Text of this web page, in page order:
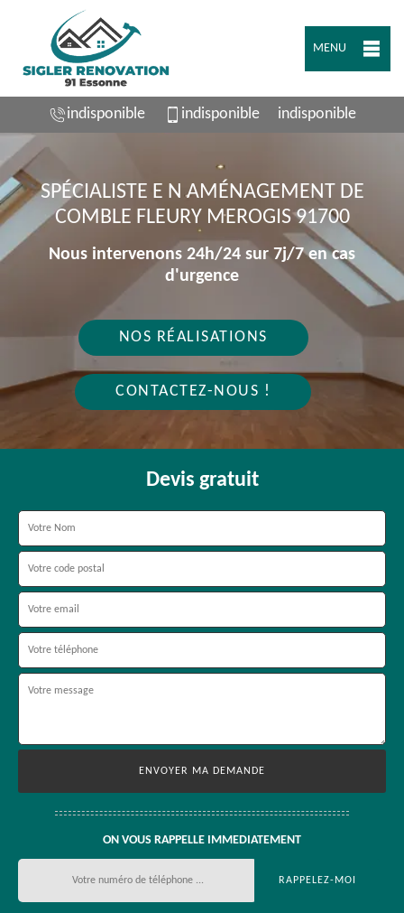
MENU
indisponible indisponible indisponible
SPÉCIALISTE E N AMÉNAGEMENT DE
COMBLE FLEURY MEROGIS 91700
Nous intervenons 24h/24 sur 7j/7 en cas
d'urgence
NOS RÉALISATIONS
CONTACTEZ-NOUS !
Devis gratuit
ON VOUS RAPPELLE IMMEDIATEMENT